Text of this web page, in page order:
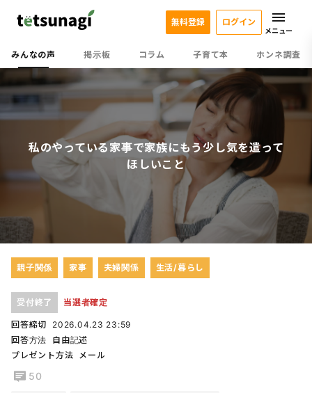
みんなの声 掲示板 コラム 子育て本 ホンネ調査
無料登録 ログイン
メニュー
私のやっている家事で家族にもう少し気を遣って
ほしいこと
親子関係 家事 夫婦関係 生活/暮らし
受付終了 当選者確定
回答締切
2026.04.23 23:59
回答方法
自由記述
プレゼント方法
メール
50